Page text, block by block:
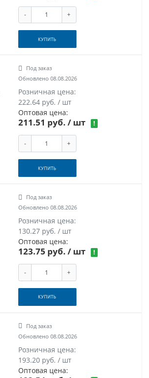
- +
КУПИТЬ
Под заказ
Обновлено 08.08.2026
Розничная цена:
222.64 руб. / шт
Оптовая цена:
211.51 руб./ шт !
- +
КУПИТЬ
Под заказ
Обновлено 08.08.2026
Розничная цена:
130.27 руб. / шт
Оптовая цена:
123.75 руб./ шт !
- +
КУПИТЬ
Под заказ
Обновлено 08.08.2026
Розничная цена:
193.20 руб. / шт
Оптовая цена: